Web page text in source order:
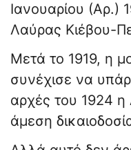
Ιανουαρίου (Αρ.)
Λαύρας Κιέβου-
Μετά το 1919, η
συνέχισε να
αρχές του 1924
άμεση